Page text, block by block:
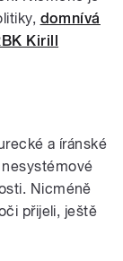
domnívá
Kirill
a íránské
Nicméně
přijeli, ještě